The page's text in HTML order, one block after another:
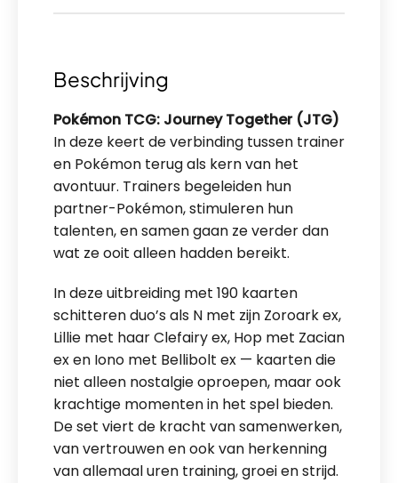
Beschrijving
Pokémon TCG: Journey Together (JTG)
In deze keert de verbinding tussen trainer
en Pokémon terug als kern van het
avontuur. Trainers begeleiden hun
partner-Pokémon, stimuleren hun
talenten, en samen gaan ze verder dan
wat ze ooit alleen hadden bereikt.
In deze uitbreiding met 190 kaarten
schitteren duo’s als N met zijn Zoroark ex,
Lillie met haar Clefairy ex, Hop met Zacian
ex en Iono met Bellibolt ex — kaarten die
niet alleen nostalgie oproepen, maar ook
krachtige momenten in het spel bieden.
De set viert de kracht van samenwerken,
van vertrouwen en ook van herkenning
van allemaal uren training, groei en strijd.